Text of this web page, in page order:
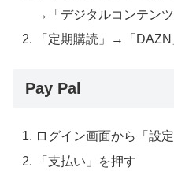
→
「デジタルコンテン
「定期購読」
→ 「 DAZN
Pay Pal
ログイン画面から「設
「支払い」を押す